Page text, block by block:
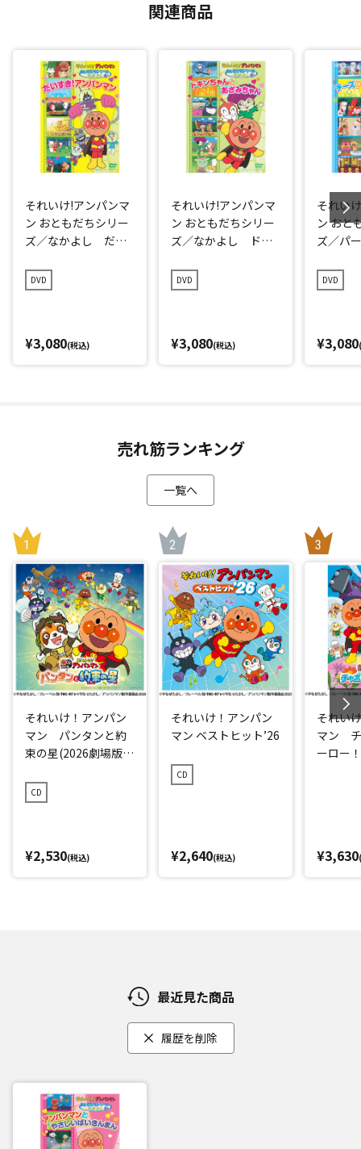
関連商品
それいけ!アンパンマ
ン おともだちシリー
ズ／なかよし だい
DVD
¥3,080(税込)
それいけ!アンパンマ
ン おともだちシリー
ズ／なかよし ドキ
ゃん
DVD
¥3,080(税込)
それい
ン おと
ズ／パ
びDVD
¥3,080
売れ筋ランキング
一覧へ
それいけ！アンパン
マン パンタンと約
束の星(2026劇場版ベ
CD
¥2,530(税込)
それいけ！アンパン
マン ベストヒット’26
CD
¥2,640(税込)
それい
マン チ
ーロー
¥3,630
最近見た商品
履歴を削除